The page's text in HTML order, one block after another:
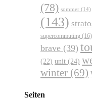
(78) sommer (14)
(143)
supercommuting (16)
brave (39)
(22) unit (24)
winter (69)
Seiten